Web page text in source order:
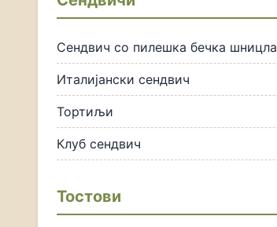
Сендвич со пилешка бечка шницла
Италијански сендвич
Тортиљи
Клуб сендвич
Тостови